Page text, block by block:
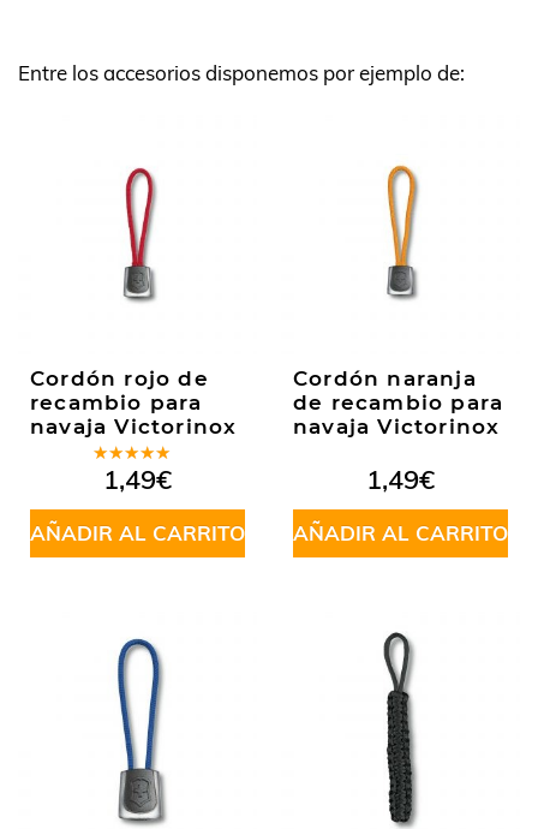
Entre los accesorios disponemos por ejemplo de:
Cordón rojo de
recambio para
navaja Victorinox
Valorado
en5.00de
5
1,49€
AÑADIR AL CARRITO
Cordón naranja
de recambio para
navaja Victorinox
1,49€
AÑADIR AL CARRITO